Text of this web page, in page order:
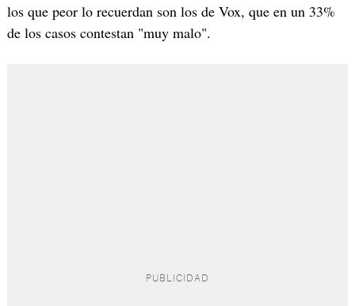
los que peor lo recuerdan son los de Vox, que en un 33%
de los casos contestan "muy malo".